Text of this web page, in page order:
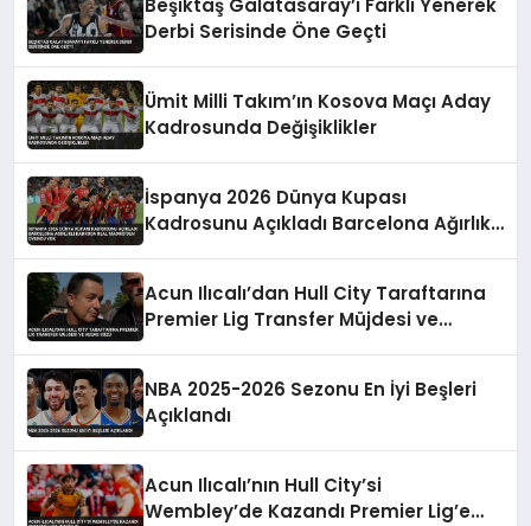
Beşiktaş Galatasaray’ı Farklı Yenerek
Derbi Serisinde Öne Geçti
Ümit Milli Takım’ın Kosova Maçı Aday
Kadrosunda Değişiklikler
İspanya 2026 Dünya Kupası
Kadrosunu Açıkladı Barcelona Ağırlıklı
Acun Ilıcalı’dan Hull City Taraftarına
Premier Lig Transfer Müjdesi ve
NBA 2025-2026 Sezonu En İyi Beşleri
Açıklandı
Acun Ilıcalı’nın Hull City’si
Wembley’de Kazandı Premier Lig’e